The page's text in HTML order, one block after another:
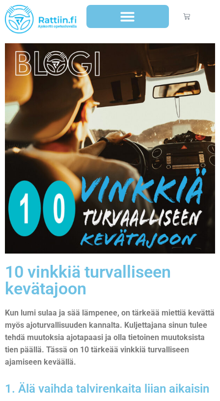
10 vinkkiä turvalliseen
kevätajoon
Kun lumi sulaa ja sää lämpenee, on tärkeää miettiä kevättä
myös ajoturvallisuuden kannalta. Kuljettajana sinun tulee
tehdä muutoksia ajotapaasi ja olla tietoinen muutoksista
tien päällä. Tässä on 10 tärkeää vinkkiä turvalliseen
ajamiseen keväällä.
1. Älä vaihda talvirenkaita liian aikaisin